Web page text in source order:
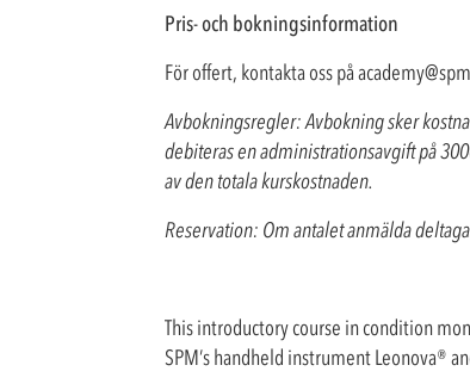
Pris- och bokningsinformation
För offert, kontakta oss på
Avbokningsregler: Avbokning sker
debiteras en administrationsavgift på
av den totala kurskostnaden.
Reservation: Om antalet anmälda
This introductory course in condition
SPM’s handheld instrument Leonova®